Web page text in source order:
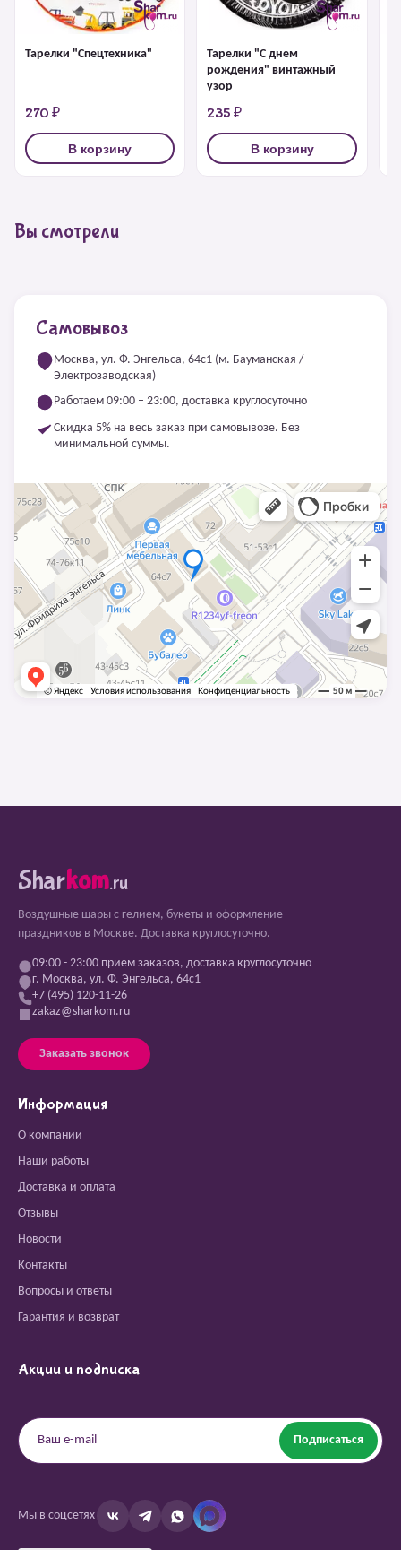
Тарелки "Спецтехника"
270 ₽
В корзину
Тарелки "С днем
рождения" винтажный
узор
235 ₽
В корзину
Вы смотрели
Самовывоз
Москва, ул. Ф. Энгельса, 64с1 (м. Бауманская /
Электрозаводская)
Работаем 09:00 – 23:00, доставка круглосуточно
Скидка 5% на весь заказ при самовывозе. Без
минимальной суммы.
Sharkom.ru
Воздушные шары с гелием, букеты и оформление
праздников в Москве. Доставка круглосуточно.
09:00 - 23:00 прием заказов, доставка круглосуточно
г. Москва, ул. Ф. Энгельса, 64с1
+7 (495) 120-11-26
zakaz@sharkom.ru
Заказать звонок
Информация
О компании
Наши работы
Доставка и оплата
Отзывы
Новости
Контакты
Вопросы и ответы
Гарантия и возврат
Акции и подписка
Подписаться
Мы в соцсетях